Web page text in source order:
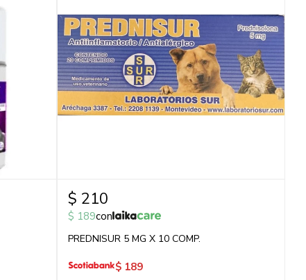
$ 210
$ 189con
PREDNISUR 5 MG X 10 COMP.
$ 189